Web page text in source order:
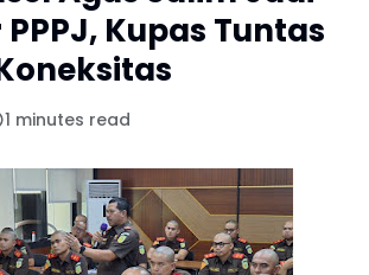
Kupas Tuntas
1 minutes read